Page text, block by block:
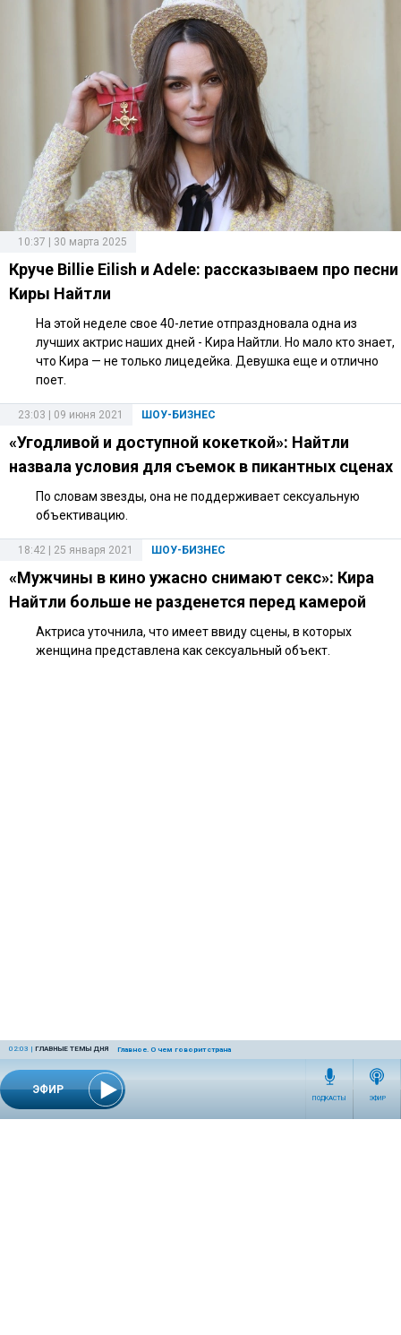
ЭФИР
02:03 | ГЛАВНЫЕ ТЕМЫ ДНЯ Главное. О чем говорит страна
ПОДКАСТЫ ЭФИР
10:37 | 30 марта 2025
Круче Billie Eilish и Adele: рассказываем про песни
Киры Найтли
На этой неделе свое 40-летие отпраздновала одна из
лучших актрис наших дней - Кира Найтли. Но мало кто знает,
что Кира — не только лицедейка. Девушка еще и отлично
поет.
ШОУ-БИЗНЕС
23:03 | 09 июня 2021
«Угодливой и доступной кокеткой»: Найтли
назвала условия для съемок в пикантных сценах
По словам звезды, она не поддерживает сексуальную
объективацию.
ШОУ-БИЗНЕС
18:42 | 25 января 2021
«Мужчины в кино ужасно снимают секс»: Кира
Найтли больше не разденется перед камерой
Актриса уточнила, что имеет ввиду сцены, в которых
женщина представлена как сексуальный объект.